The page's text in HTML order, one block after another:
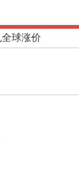
球涨价